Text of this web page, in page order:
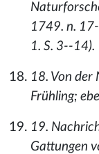
1749. n.
1. S. 3--14).
18. Von der
Frühling;
19.
Gattungen